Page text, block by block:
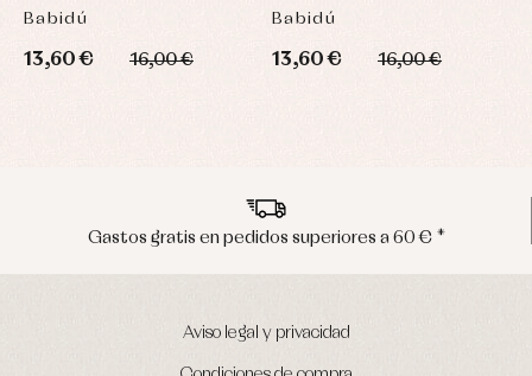
Babidú
13,60 € 16,00 €
Babidú
13,60 € 16,00 €
Envíos en península en 24/48 horas
Aviso legal y privacidad